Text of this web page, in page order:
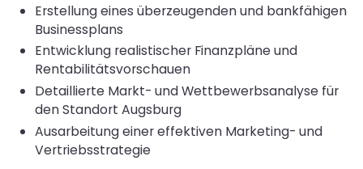
Erstellung eines überzeugenden und bankfähigen
Businessplans
Entwicklung realistischer Finanzpläne und
Rentabilitätsvorschauen
Detaillierte Markt- und Wettbewerbsanalyse für
den Standort Augsburg
Ausarbeitung einer effektiven Marketing- und
Vertriebsstrategie